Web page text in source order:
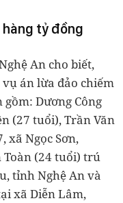
tỷ đồng
An cho biết,
án lừa đảo chiếm
Dương Công
(27 tuổi), Trần Văn
xã Ngọc Sơn,
(24 tuổi) trú
tỉnh Nghệ An và
xã Diễn Lâm,